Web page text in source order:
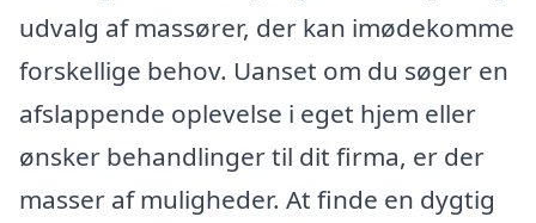
udvalg af massører, der kan imødekomme
forskellige behov. Uanset om du søger en
afslappende oplevelse i eget hjem eller
ønsker behandlinger til dit firma, er der
masser af muligheder. At finde en dygtig